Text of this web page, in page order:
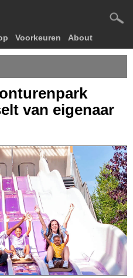
Voorkeuren About
van eigenaar